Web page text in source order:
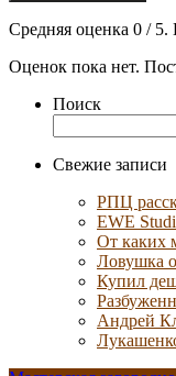
Средняя оценка 0 / 5.
Оценок пока нет.
Поиск
Свежие записи
РПЦ
EWE
От каких
Ловушка
Купил
Андрей